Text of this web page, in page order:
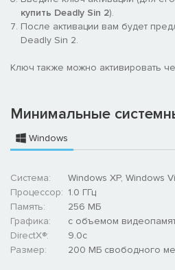
имеет уникальное дерево
навыков, полученные за
выполнение квестов. Если вам не
ваш персонаж, вы можете вернуть
гостинице!
снова сразиться с врагами, узлы
включить по вашему желанию!
делать почти все, включая
от использования мыши, просто
Используйте Alt-Enter для
режим.
купить Deadly Sin 2).
После активации вам будет
Deadly Sin 2.
Ключ также можно активировать
Минимальные
Windows
Система:
Windows XP, Windows
Процессор: 1.0 ГГц
Память:
256 MБ
Графика:
с объемом
DirectX®:
9.0c
Размер:
200 MБ свободного